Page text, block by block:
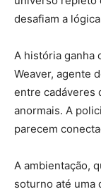
desafiam a
A história ganha
Weaver, agente
entre cadáveres
anormais. A
parecem
A ambientação,
soturno até uma